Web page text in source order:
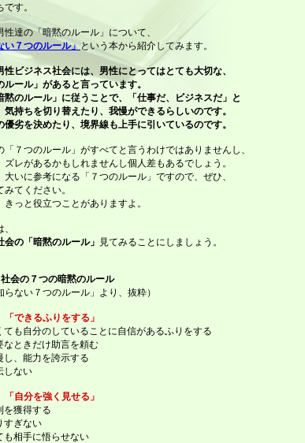
す。
性達の「暗黙のルール」について、
い７つのルール」という本から紹介してみます。
性ビジネス社会には、男性にとってはとても大切な、
ルール」があると言っています。
黙のルール」に従うことで、「仕事だ、ビジネスだ」と
気持ちを切り替えたり、我慢ができるらしいのです。
優劣を決めたり、境界線も上手に引いているのです。
「７つのルール」がすべてと言うわけではありませんし、
ズレがあるかもしれませんし個人差もあるでしょう。
大いに参考になる「７つのルール」ですので、ぜひ、
てください。
っと役立つことがありますよ。
会の「暗黙のルール」 見てみることにしましょう。
会の７つの暗黙のルール
ない７つのルール」より、抜粋）
きるふりをする」
も自分のしていることに自信があるふりをする
ときだけ助言を頼む
、能力を誇示する
ない
分を強く見せる」
獲得する
ぎない
相手に悟らせない